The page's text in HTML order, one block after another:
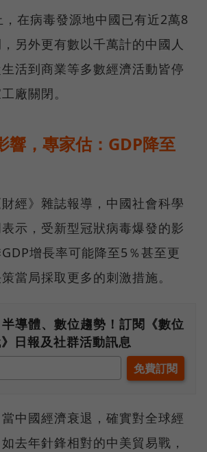
在病毒發源地中國已有近2萬8
另外更有數以千萬計的中國人
活到商業等多數經濟活動皆停
廠關閉。
響，專家估：GDP降至
經》雜誌報導，中國社會科學
示，受新型冠狀病毒爆發的影
增長率可能降至5％甚至更
當局採取更多的刺激措施。
導體、數位趨勢！訂閱《數位
日報及社群活動訊息
中國經濟衰退，確實對全球經
去年針鋒相對的中美貿易戰，